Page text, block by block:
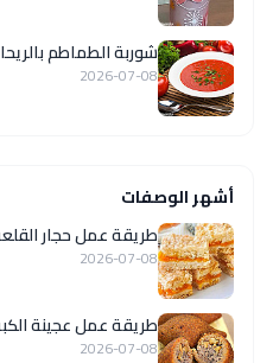
شوربة الطماطم
2026-07-08
أشهر الوصفات
طريقة عمل حجار
2026-07-08
طريقة عمل عجينة
2026-07-08